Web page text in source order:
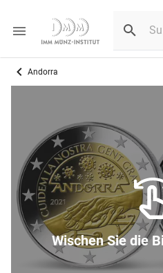
Andorra
Wischen Sie die